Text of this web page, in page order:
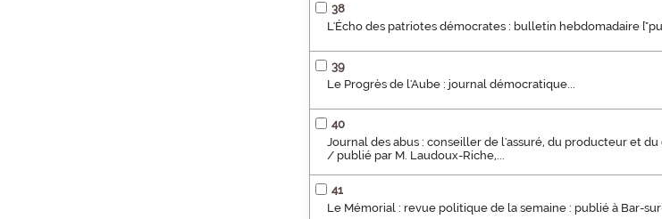
38
L'Écho des patriotes démocrates : bulletin hebdomadaire
39
Le Progrès de l'Aube : journal démocratique...
40
Journal des abus : conseiller de l'assuré, du producteur et
/ publié par M. Laudoux-Riche,...
41
Le Mémorial : revue politique de la semaine : publié à Bar-